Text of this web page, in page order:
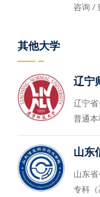
咨询 /
其他大学
辽宁
辽宁省
普通
山东
山东省
专科